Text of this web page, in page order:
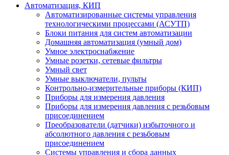
Автоматизация, КИП
Автоматизированные системы управления
технологическими процессами (АСУТП)
Блоки питания для систем автоматизации
Домашняя автоматизация (умный дом)
Умное электроснабжение
Умные розетки, сетевые фильтры
Умный свет
Умные выключатели, пульты
Контрольно-измерительные приборы (КИП)
Приборы для измерения давления
Приборы для измерения давления с резьбовым
присоединением
Преобразователи (датчики) избыточного и
абсолютного давления с резьбовым
присоединением
Системы управления и сбора данных